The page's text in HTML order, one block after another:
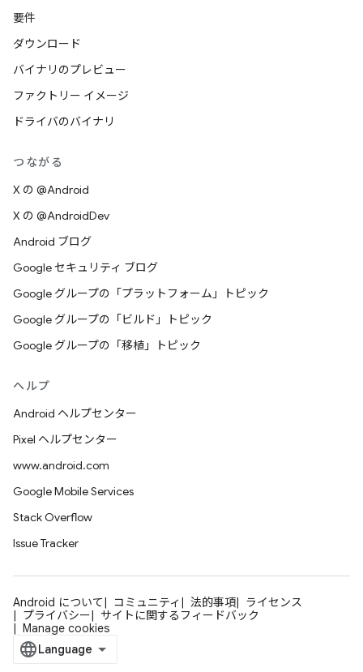
要件
ダウンロード
バイナリのプレビュー
ファクトリー イメージ
ドライバのバイナリ
つながる
X の @Android
X の @AndroidDev
Android ブログ
Google セキュリティ ブログ
Google グループの「プラットフォーム」トピック
Google グループの「ビルド」トピック
Google グループの「移植」トピック
ヘルプ
Android ヘルプセンター
Pixel ヘルプセンター
www.android.com
Google Mobile Services
Stack Overflow
Issue Tracker
Android について コミュニティ 法的事項
ライセンス
プライバシー
サイトに関するフィードバック
Manage cookies